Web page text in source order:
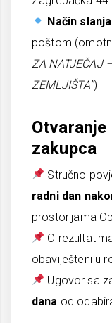
Način
poštom
ZA NATJEČAJ
ZEMLJIŠTA”)
Otvaranje
zakupca
Stručno
radni dan
prostorijama
O
obaviješteni u
Ugovor sa
dana od